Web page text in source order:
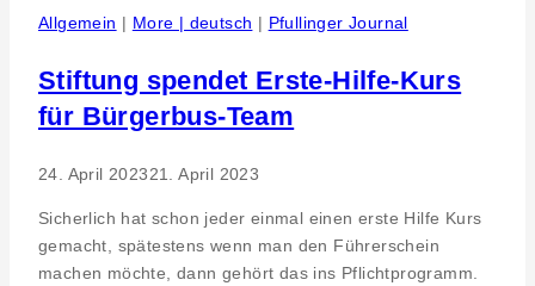
aus
Trümmern
Allgemein | More | deutsch | Pfullinger Journal
Stiftung spendet Erste-Hilfe-Kurs
für Bürgerbus-Team
24. April 202321. April 2023
Sicherlich hat schon jeder einmal einen erste Hilfe Kurs
gemacht, spätestens wenn man den Führerschein
machen möchte, dann gehört das ins Pflichtprogramm.